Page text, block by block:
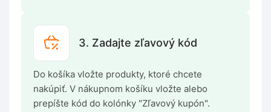
3. Zadajte zľavový kód
Do košíka vložte produkty, ktoré chcete
nakúpiť. V nákupnom košíku vložte alebo
prepíšte kód do kolónky "Zľavový kupón".